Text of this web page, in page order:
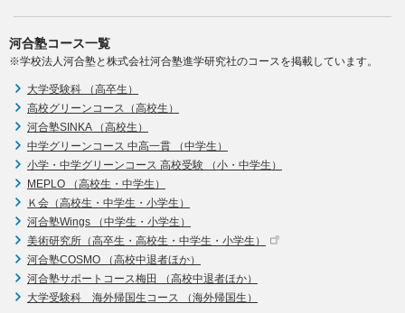
河合塾コース一覧
※学校法人河合塾と株式会社河合塾進学研究社のコースを掲載しています。
大学受験科 （高卒生）
高校グリーンコース（高校生）
河合塾SINKA （高校生）
中学グリーンコース 中高一貫 （中学生）
小学・中学グリーンコース 高校受験 （小・中学生）
MEPLO （高校生・中学生）
Ｋ会（高校生・中学生・小学生）
河合塾Wings （中学生・小学生）
美術研究所（高卒生・高校生・中学生・小学生）
河合塾COSMO （高校中退者ほか）
河合塾サポートコース梅田 （高校中退者ほか）
大学受験科 海外帰国生コース （海外帰国生）